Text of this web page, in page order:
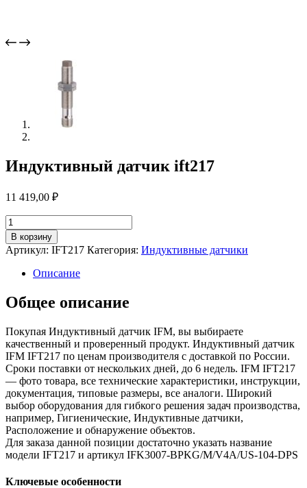
Индуктивный датчик ift217
11 419,00 ₽
Количество
товара
Индуктивный
датчик
ift217
В корзину
Артикул: IFT217 Категория: Индуктивные датчики
Описание
Общее описание
Покупая Индуктивный датчик IFM, вы выбираете
качественный и проверенный продукт. Индуктивный датчик
IFM IFT217 по ценам производителя с доставкой по России.
Сроки поставки от нескольких дней, до 6 недель. IFM IFT217
— фото товара, все технические характеристики, инструкции,
документация, типовые размеры, все аналоги. Широкий
выбор оборудования для гибкого решения задач производства,
например, Гигиенические, Индуктивные датчики,
Расположение и обнаружение объектов.
Для заказа данной позиции достаточно указать название
модели IFT217 и артикул IFK3007-BPKG/M/V4A/US-104-DPS
Ключевые особенности